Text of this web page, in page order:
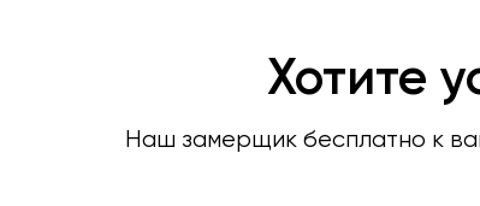
Хотите
Наш замерщик бесплатно к